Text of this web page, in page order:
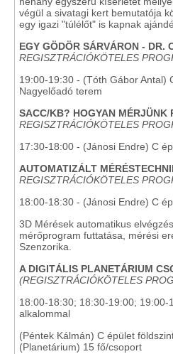
végül a sivatagi kert bemutatója
egy igazi "túlélőt" is kapnak
EGY GÖDÖR SÁRVÁRON - DR.
REGISZTRÁCIÓKÖTELES
19:00-19:30 - (Tóth Gábor Antal)
Nagyelőadó terem
SACC/KB? HOGYAN MÉRJÜNK
REGISZTRÁCIÓKÖTELES
17:30-18:00 - (Jánosi Endre) C
AUTOMATIZÁLT
REGISZTRÁCIÓKÖTELES
18:00-18:30 - (Jánosi Endre) C
3D Mérések automatikus
mérőprogram futtatása, mérési
Szenzorika.
A DIGITÁLIS PLANETÁRIUM
(REGISZTRÁCIÓKÖTELES
18:00-18:30; 18:30-19:00;
alkalommal
(Péntek Kálmán) C épület
(Planetárium) 15 fő/csoport